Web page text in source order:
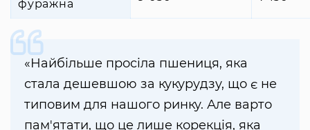
фуражна
«Найбільше просіла пшениця, яка
стала дешевшою за кукурудзу, що є не
типовим для нашого ринку. Але варто
пам'ятати, що це лише корекція, яка